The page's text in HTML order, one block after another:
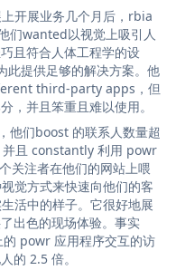
开展业务几个月后，rbia
们wanted以视觉上吸引人
且符合人体工程学的设
提供足够的解决方案。他
third-party apps，但
，并且笨重且难以使用。
们boost 的联系人数量超
并且 constantly 利用 powr
关注者在他们的网站上喂
觉方式来快速向他们的客
活中的样子。它很好地展
出色的现场体验。事实
powr 应用程序交互的访
的 2.5 倍。